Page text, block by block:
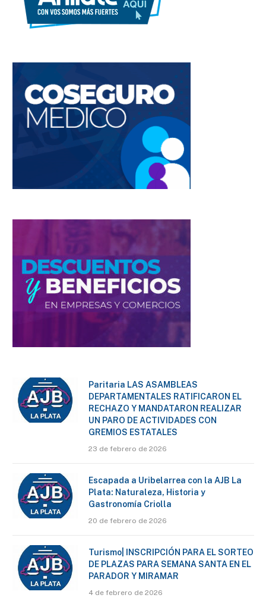
Paritaria LAS ASAMBLEAS
DEPARTAMENTALES RATIFICARON EL
RECHAZO Y MANDATARON REALIZAR
UN PARO DE ACTIVIDADES CON
GREMIOS ESTATALES
23 de febrero de 2026
Escapada a Uribelarrea con la AJB La
Plata: Naturaleza, Historia y
Gastronomía Criolla
20 de febrero de 2026
Turismo| INSCRIPCIÓN PARA EL SORTEO
DE PLAZAS PARA SEMANA SANTA EN EL
PARADOR Y MIRAMAR
4 de febrero de 2026